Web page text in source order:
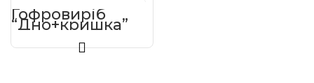
Гофровиріб
“Дно+кришка”